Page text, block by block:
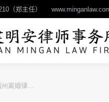
（郑主任）
州离婚律…